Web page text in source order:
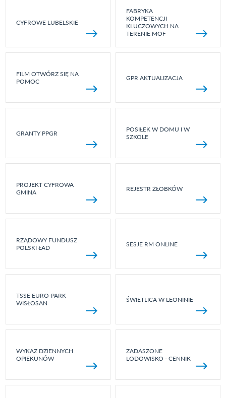
CYFROWE LUBELSKIE
FABRYKA
KOMPETENCJI
KLUCZOWYCH NA
TERENIE MOF
FILM OTWÓRZ SIĘ NA
POMOC
GPR AKTUALIZACJA
GRANTY PPGR
POSIŁEK W DOMU I W
SZKOLE
PROJEKT CYFROWA
GMINA
REJESTR ŻŁOBKÓW
RZĄDOWY FUNDUSZ
POLSKI ŁAD
SESJE RM ONLINE
TSSE EURO-PARK
WISŁOSAN
ŚWIETLICA W LEONINIE
WYKAZ DZIENNYCH
OPIEKUNÓW
ZADASZONE
LODOWISKO - CENNIK